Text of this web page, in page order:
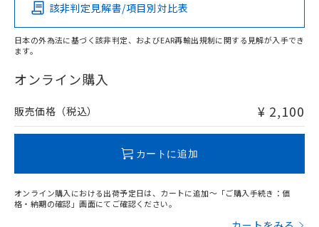
O
在庫等で未対応品が混在する可能性があります。
問い合わせください。
該非判定見解書/項目別対比表
日本の外為法に基づく該非判定、およびEAR再輸出規制に関する見解が入手でき
ます。
オンライン購入
販売価格（税込） ¥ 2,100
カートに追加
オンライン購入における出荷予定日は、カートに追加～「ご購入手続き：価
格・納期の確認」画面にてご確認ください。